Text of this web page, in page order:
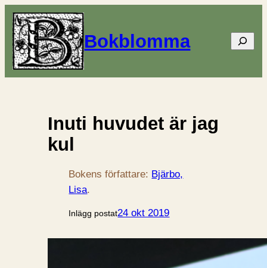
Bokblomma Sök
Inuti huvudet är jag
kul
Bokens författare: Bjärbo,
Lisa.
Inlägg postat24 okt 2019